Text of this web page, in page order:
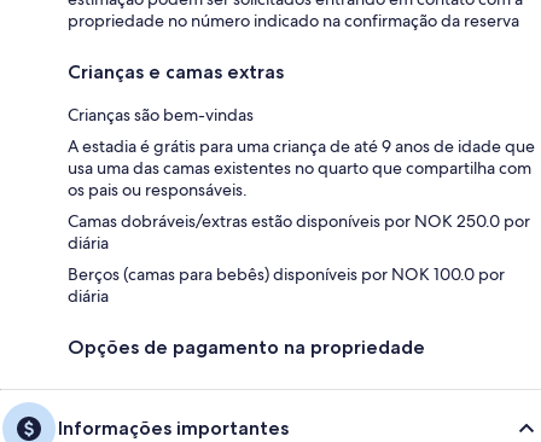
propriedade no número indicado na confirmação da reserva
Crianças e camas extras
Crianças são bem-vindas
A estadia é grátis para uma criança de até 9 anos de idade que
usa uma das camas existentes no quarto que compartilha com
os pais ou responsáveis.
Camas dobráveis/extras estão disponíveis por NOK 250.0 por
diária
Berços (camas para bebês) disponíveis por NOK 100.0 por
diária
Opções de pagamento na propriedade
Informações importantes